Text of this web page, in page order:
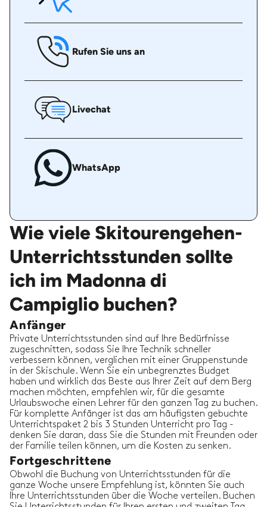
Rufen Sie uns an
Livechat
WhatsApp
Wie viele Skitourengehen-
Unterrichtsstunden sollte
ich im Madonna di
Campiglio buchen?
Anfänger
Private Unterrichtsstunden sind auf Ihre Bedürfnisse
zugeschnitten, sodass Sie Ihre Technik schneller
verbessern können, verglichen mit einer Gruppenstunde
in der Skischule. Wenn Sie ein unbegrenztes Budget
haben und wirklich das Beste aus Ihrer Zeit auf dem Berg
machen möchten, empfehlen wir, für die gesamte
Urlaubswoche einen Lehrer für den ganzen Tag zu buchen.
Für komplette Anfänger ist das am häufigsten gebuchte
Unterrichtspaket 2 bis 3 Stunden Unterricht pro Tag -
denken Sie daran, dass Sie die Stunden mit Freunden oder
der Familie teilen können, um die Kosten zu senken.
Fortgeschrittene
Obwohl die Buchung von Unterrichtsstunden für die
ganze Woche unsere Empfehlung ist, könnten Sie auch
Ihre Unterrichtsstunden über die Woche verteilen. Buchen